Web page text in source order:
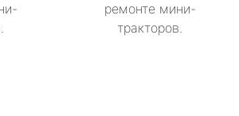
ремонте мини-
тракторов.